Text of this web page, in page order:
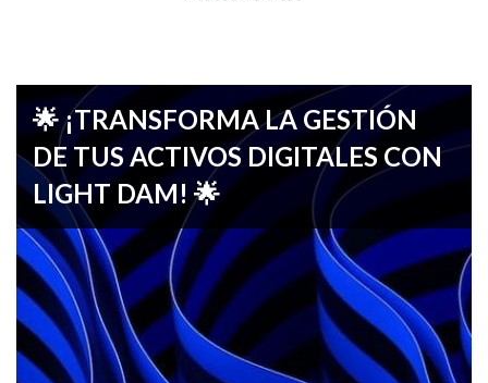
🌟 ¡TRANSFORMA LA GESTIÓN
DE TUS ACTIVOS DIGITALES CON
LIGHT DAM! 🌟